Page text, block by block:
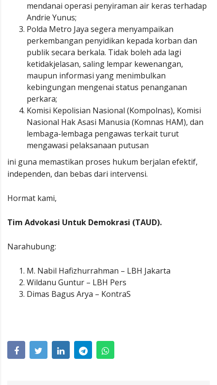
mendanai operasi penyiraman air keras terhadap
Andrie Yunus;
Polda Metro Jaya segera menyampaikan
perkembangan penyidikan kepada korban dan
publik secara berkala. Tidak boleh ada lagi
ketidakjelasan, saling lempar kewenangan,
maupun informasi yang menimbulkan
kebingungan mengenai status penanganan
perkara;
Komisi Kepolisian Nasional (Kompolnas), Komisi
Nasional Hak Asasi Manusia (Komnas HAM), dan
lembaga-lembaga pengawas terkait turut
mengawasi pelaksanaan putusan
ini guna memastikan proses hukum berjalan efektif,
independen, dan bebas dari intervensi.
Hormat kami,
Tim Advokasi Untuk Demokrasi (TAUD).
Narahubung:
M. Nabil Hafizhurrahman – LBH Jakarta
Wildanu Guntur – LBH Pers
Dimas Bagus Arya – KontraS